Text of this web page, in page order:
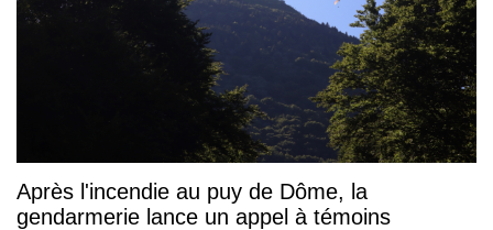
Après l'incendie au puy de Dôme, la
gendarmerie lance un appel à témoins